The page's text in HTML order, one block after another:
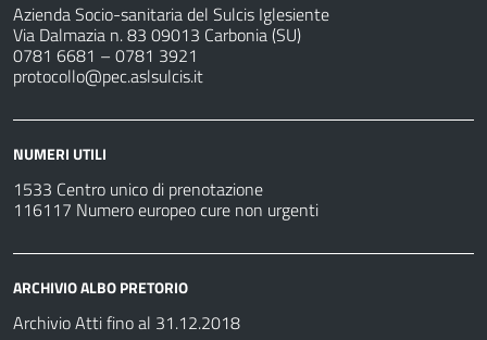
Azienda Socio-sanitaria del Sulcis Iglesiente
Via Dalmazia n. 83 09013 Carbonia (SU)
0781 6681 – 0781 3921
protocollo@pec.aslsulcis.it
NUMERI UTILI
1533 Centro unico di prenotazione
116117 Numero europeo cure non urgenti
ARCHIVIO ALBO PRETORIO
Archivio Atti fino al 31.12.2018